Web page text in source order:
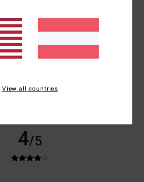
Zu groß
4/5
View all countries